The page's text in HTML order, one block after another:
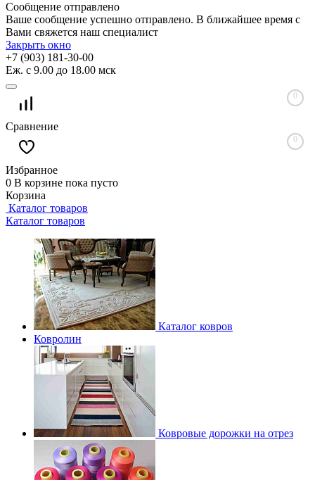
Сообщение отправлено
Ваше сообщение успешно отправлено. В ближайшее время с
Вами свяжется наш специалист
Закрыть окно
+7 (903) 181-30-00
Еж. с 9.00 до 18.00 мск
0
Сравнение
0
Избранное
0 В корзине пока пусто
Корзина
Каталог товаров
Каталог товаров
Каталог ковров
Ковролин
Ковровые дорожки на отрез